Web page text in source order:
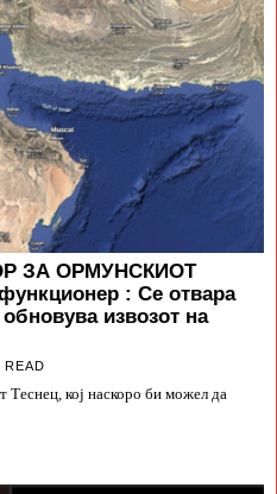
ЗА ОРМУНСКИОТ
: Се отвара
извозот на
READ
кој наскоро би можел да